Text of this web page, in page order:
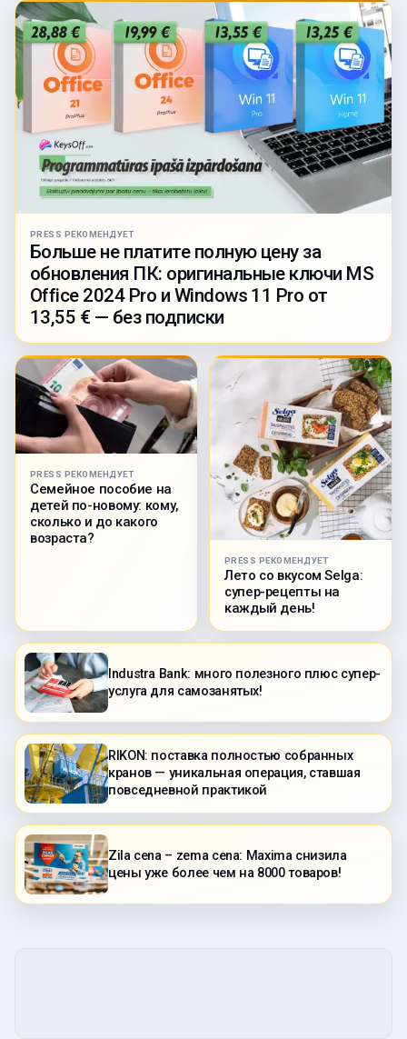
PRESS РЕКОМЕНДУЕТ
Больше не платите полную цену за
обновления ПК: оригинальные ключи MS
Office 2024 Pro и Windows 11 Pro от
13,55 € — без подписки
PRESS РЕКОМЕНДУЕТ
Семейное пособие на
детей по-новому: кому,
сколько и до какого
возраста?
PRESS РЕКОМЕНДУЕТ
Лето со вкусом Selga:
супер-рецепты на
каждый день!
Industra Bank: много полезного плюс супер-
услуга для самозанятых!
RIKON: поставка полностью собранных
кранов — уникальная операция, ставшая
повседневной практикой
Zila cena – zema cena: Maxima снизила
цены уже более чем на 8000 товаров!